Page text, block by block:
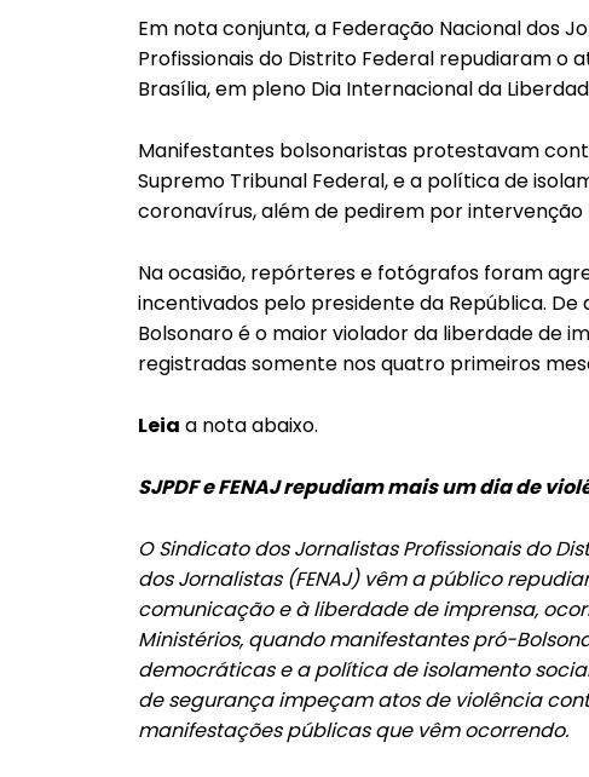
Em nota conjunta, a Federação Nacional dos
Profissionais do Distrito Federal repudiaram o
Brasília, em pleno Dia Internacional da
Manifestantes bolsonaristas protestavam
Supremo Tribunal Federal, e a política de
coronavírus, além de pedirem por intervenção
Na ocasião, repórteres e fotógrafos foram
incentivados pelo presidente da República.
Bolsonaro é o maior violador da liberdade de
registradas somente nos quatro primeiros
Leia a nota abaixo.
SJPDF e FENAJ repudiam mais um dia de
O Sindicato dos Jornalistas Profissionais do
dos Jornalistas (FENAJ) vêm a público
comunicação e à liberdade de imprensa,
Ministérios, quando manifestantes pró-
democráticas e a política de isolamento
de segurança impeçam atos de violência
manifestações públicas que vêm ocorrendo.